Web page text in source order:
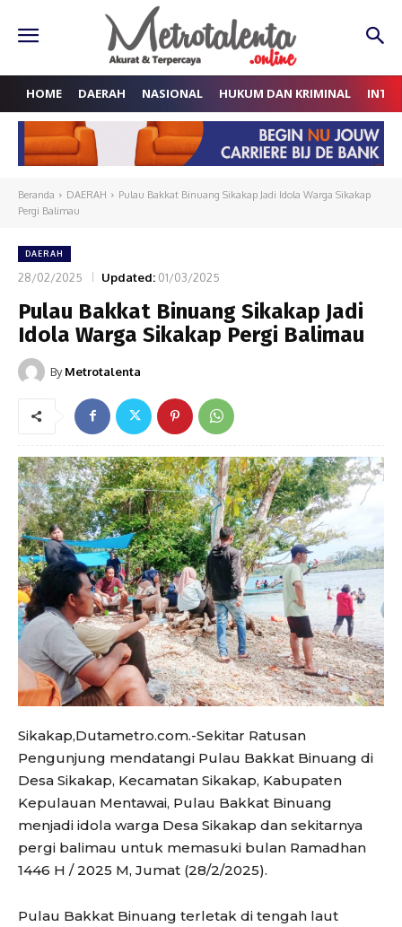
HOME DAERAH NASIONAL HUKUM DAN KRIMINAL
Beranda DAERAH
Pulau Bakkat Binuang Sikakap Jadi Idola Warga Sikakap
Pergi Balimau
DAERAH
28/02/2025 Updated: 01/03/2025
Pulau Bakkat Binuang Sikakap Jadi
Idola Warga Sikakap Pergi Balimau
By Metrotalenta
Sikakap,Dutametro.com.-Sekitar Ratusan
Pengunjung mendatangi Pulau Bakkat Binuang di
Desa Sikakap, Kecamatan Sikakap, Kabupaten
Kepulauan Mentawai, Pulau Bakkat Binuang
menjadi idola warga Desa Sikakap dan sekitarnya
pergi balimau untuk memasuki bulan Ramadhan
1446 H / 2025 M, Jumat (28/2/2025).
Pulau Bakkat Binuang terletak di tengah laut